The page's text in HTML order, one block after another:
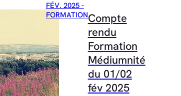
FÉV. 2025 -
FORMATIONCompte
rendu
Formation
Médiumnité
du 01/02
fév 2025